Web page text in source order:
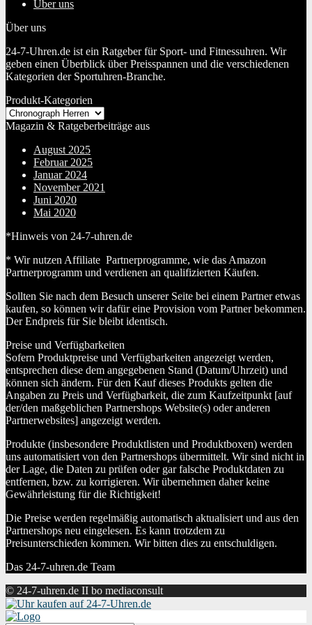
Über uns
Über uns
24-7-Uhren.de ist ein Ratgeber für Sport- und Fitnessuhren. Wir
geben einen Überblick über Preisspannen und die verschiedenen
Kategorien der Sportuhren-Branche.
Produkt-Kategorien
Magazin & Ratgeberbeiträge aus
August 2025
Februar 2025
Januar 2024
November 2021
Juni 2020
Mai 2020
*Hinweis von 24-7-uhren.de
* Wir nutzen Affiliate Partnerprogramme, wie das Amazon
Partnerprogramm und verdienen an qualifizierten Käufen.
Sollten Sie nach dem Besuch unserer Seite bei einem Partner etwas
kaufen, so können wir dafür eine Provision vom Partner bekommen.
Der Endpreis für Sie bleibt identisch.
Preise und Verfügbarkeiten
Sofern Produktpreise und Verfügbarkeiten angezeigt werden,
entsprechen diese dem angegebenen Stand (Datum/Uhrzeit) und
können sich ändern. Für den Kauf dieses Produkts gelten die
Angaben zu Preis und Verfügbarkeit, die zum Kaufzeitpunkt [auf
der/den maßgeblichen Partnershops Website(s) oder anderen
Partnerwebsites] angezeigt werden.
Produkte (insbesondere Produktlisten und Produktboxen) werden
uns automatisiert von den Partnershops übermittelt. Wir sind nicht in
der Lage, die Daten zu prüfen oder gar falsche Produktdaten zu
entfernen, bzw. zu korrigieren. Wir übernehmen daher keine
Gewährleistung für die Richtigkeit!
Die Preise werden regelmäßig automatisch aktualisiert und aus den
Partnershops neu eingelesen. Es kann trotzdem zu
Preisunterschieden kommen. Wir bitten dies zu entschuldigen.
Das 24-7-uhren.de Team
© 24-7-uhren.de II bo mediaconsult